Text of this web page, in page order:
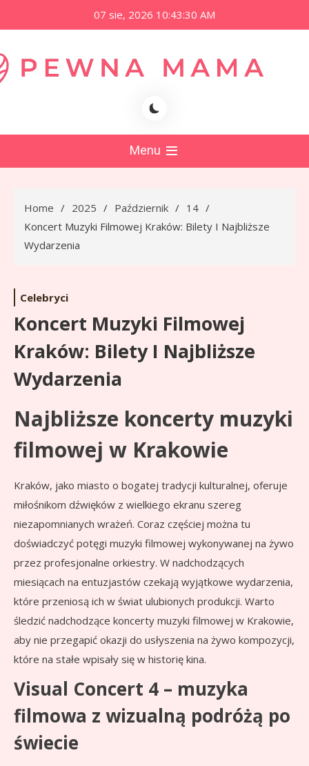
to
07 sie, 2026 10:43:31 AM
Menu
Home 2025 Październik
14
Koncert Muzyki Filmowej Kraków: Bilety I Najbliższe
Wydarzenia
Celebryci
Koncert Muzyki Filmowej
Kraków: Bilety I Najbliższe
Wydarzenia
Najbliższe koncerty muzyki
filmowej w Krakowie
Kraków, jako miasto o bogatej tradycji kulturalnej, oferuje
miłośnikom dźwięków z wielkiego ekranu szereg
niezapomnianych wrażeń. Coraz częściej można tu
doświadczyć potęgi muzyki filmowej wykonywanej na żywo
przez profesjonalne orkiestry. W nadchodzących
miesiącach na entuzjastów czekają wyjątkowe wydarzenia,
które przeniosą ich w świat ulubionych produkcji. Warto
śledzić nadchodzące koncerty muzyki filmowej w Krakowie,
aby nie przegapić okazji do usłyszenia na żywo kompozycji,
które na stałe wpisały się w historię kina.
Visual Concert 4 – muzyka
filmowa z wizualną podróżą po
świecie